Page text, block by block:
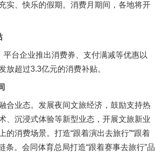
实、快乐的假期。消费月期间，各地将开
台企业推出消费券、支付满减等优惠以
超过3.3亿元的消费补贴。
业态。发展夜间文旅经济，鼓励支持热
、沉浸式体验等新型业态，开展文旅新业
消费场景。打造“跟着演出去旅行”“跟着
条。会同体育总局打造“跟着赛事去旅行”品